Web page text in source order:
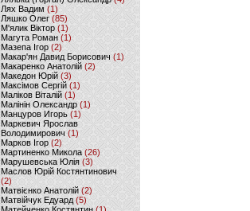
Лях Вадим (1)
Ляшко Олег (85)
М'ялик Віктор(1)
Магута Роман(1)
Мазепа Ігор (2)
Макар'ян Давид Борисович(1)
Макаренко Анатолій (2)
Македон Юрій(3)
Максімов Сергій (1)
Маліков Віталій (1)
Малінін Олександр (1)
Манцуров Игорь (1)
Маркевич Ярослав
Володимирович (1)
Марков Ігор (2)
Мартиненко Микола (26)
Марушевська Юлія (3)
Маслов Юрій Костянтинович
(2)
Матвієнко Анатолій (2)
Матвійчук Едуард(5)